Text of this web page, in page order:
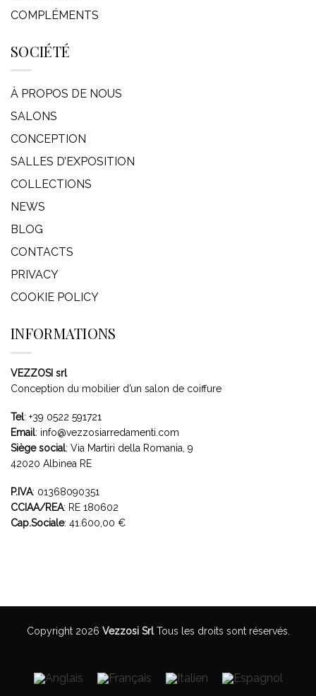
COMPLÉMENTS
SOCIÉTÉ
À PROPOS DE NOUS
SALONS
CONCEPTION
SALLES D’EXPOSITION
COLLECTIONS
NEWS
BLOG
CONTACTS
PRIVACY
COOKIE POLICY
INFORMATIONS
VEZZOSI srl
Conception du mobilier d’un salon de coiffure
Tel: +39 0522 591721
Email: info@vezzosiarredamenti.com
Siège social: Via Martiri della Romania, 9
42020 Albinea RE
P.IVA: 01368090351
CCIAA/REA: RE 180602
Cap.Sociale: 41.600,00 €
Copyright 2026 Vezzosi SrlTous les droits sont réservés.